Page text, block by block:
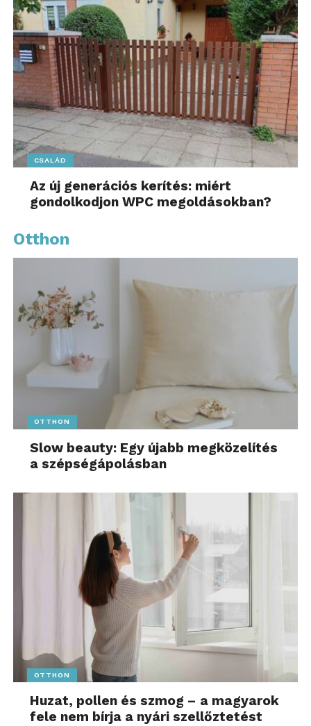
CSALÁD
Az új generációs kerítés: miért
gondolkodjon WPC megoldásokban?
Otthon
OTTHON
Slow beauty: Egy újabb megközelítés
a szépségápolásban
OTTHON
Huzat, pollen és szmog – a magyarok
fele nem bírja a nyári szellőztetést